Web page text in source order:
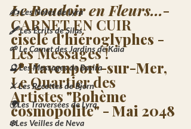
✍️ Les Notes de Lyra
🖋️ Les Écrits de Silas
🌱 Le Carnet des Jardins de Kaia
🔮 Les Messages de Basira
⚔️ Les Recettes de Bjorn
🌍Les Traversées de Lyra
❄️Les Veilles de Neva
Le Boudoir en Fleurs...-
CARNET EN CUIR
ciseléd'hiéroglyphes -
Les Messages !
📍 Havenport-sur-Mer,
Le Quartier des
Artistes "Bohème
cosmopolite" - Mai 2048